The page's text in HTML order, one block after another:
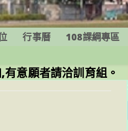
行事曆 108課綱專區
意願者請洽訓育組。